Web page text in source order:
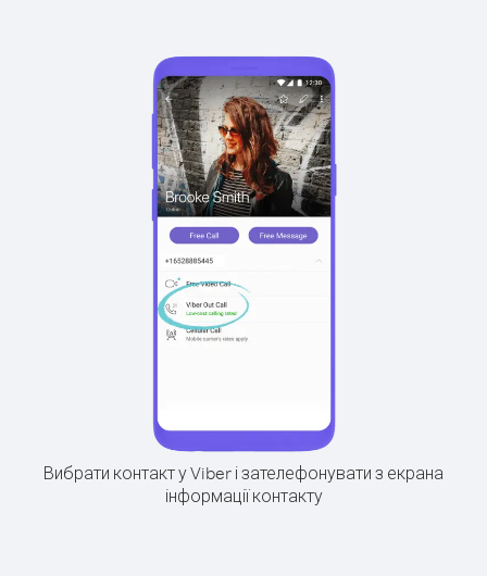
Вибрати контакт у Viber і зателефонувати з екрана
інформації контакту